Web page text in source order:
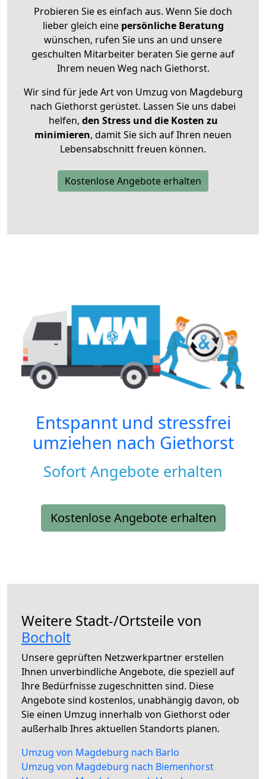
Probieren Sie es einfach aus. Wenn Sie doch
lieber gleich eine persönliche Beratung
wünschen, rufen Sie uns an und unsere
geschulten Mitarbeiter beraten Sie gerne auf
Ihrem neuen Weg nach Giethorst.
Wir sind für jede Art von Umzug von Magdeburg
nach Giethorst gerüstet. Lassen Sie uns dabei
helfen, den Stress und die Kosten zu
minimieren, damit Sie sich auf Ihren neuen
Lebensabschnitt freuen können.
Kostenlose Angebote erhalten
Entspannt und stressfrei
umziehen nach Giethorst
Sofort Angebote erhalten
Kostenlose Angebote erhalten
Weitere Stadt-/Ortsteile von
Bocholt
Unsere geprüften Netzwerkpartner erstellen
Ihnen unverbindliche Angebote, die speziell auf
Ihre Bedürfnisse zugeschnitten sind. Diese
Angebote sind kostenlos, unabhängig davon, ob
Sie einen Umzug innerhalb von Giethorst oder
außerhalb Ihres aktuellen Standorts planen.
Umzug von Magdeburg nach Barlo
Umzug von Magdeburg nach Biemenhorst